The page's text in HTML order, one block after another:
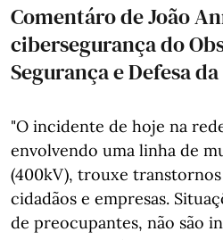
Comentáro de João
cibersegurança do
Segurança e Defesa da
"O incidente de hoje na
envolvendo uma linha de
(400kV), trouxe
cidadãos e empresas.
de preocupantes, não são